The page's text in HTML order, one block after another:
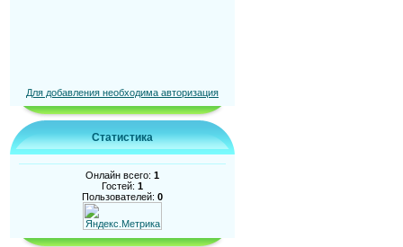
Для добавления необходима авторизация
Статистика
Онлайн всего: 1
Гостей: 1
Пользователей: 0